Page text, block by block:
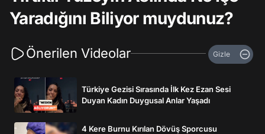
Yaradığını Biliyor muydunuz?
Önerilen Videolar Gizle
Türkiye Gezisi Sırasında İlk Kez Ezan Sesi
Duyan Kadın Duygusal Anlar Yaşadı
4 Kere Burnu Kırılan Dövüş Sporcusu